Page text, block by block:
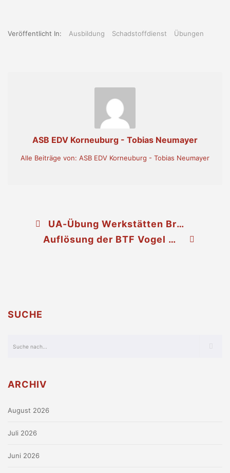
Veröffentlicht In: Ausbildung Schadstoffdienst Übungen
ASB EDV Korneuburg - Tobias Neumayer
Alle Beiträge von: ASB EDV Korneuburg - Tobias Neumayer
UA-Übung Werkstätten Brand
Auflösung der BTF Vogel Stockerau
SUCHE
ARCHIV
August 2026
Juli 2026
Juni 2026